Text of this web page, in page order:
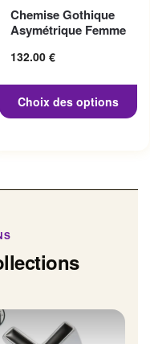
Chemise Gothique
Asymétrique Femme
132.00 €
Choix des options
variations. Les options
peuvent être choisies sur la
page du produit